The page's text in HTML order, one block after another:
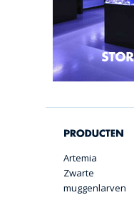
Artemia
Zwarte
muggenlarven